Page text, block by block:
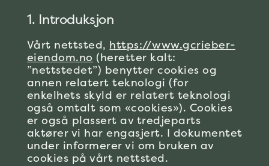
1. Introduksjon
Vårt nettsted, https://www.gcrieber-
eiendom.no (heretter kalt:
”nettstedet”) benytter cookies og
annen relatert teknologi (for
enkelhets skyld er relatert teknologi
også omtalt som «cookies»). Cookies
er også plassert av tredjeparts
aktører vi har engasjert. I dokumentet
under informerer vi om bruken av
cookies på vårt nettsted.